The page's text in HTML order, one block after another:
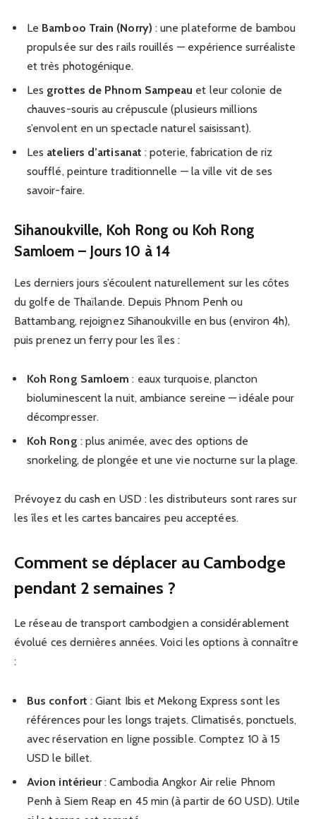
Le Bamboo Train (Norry) : une plateforme de bambou
propulsée sur des rails rouillés — expérience surréaliste
et très photogénique.
Les grottes de Phnom Sampeau et leur colonie de
chauves-souris au crépuscule (plusieurs millions
s’envolent en un spectacle naturel saisissant).
Les ateliers d’artisanat : poterie, fabrication de riz
soufflé, peinture traditionnelle — la ville vit de ses
savoir-faire.
Sihanoukville, Koh Rong ou Koh Rong
Samloem – Jours 10 à 14
Les derniers jours s’écoulent naturellement sur les côtes
du golfe de Thaïlande. Depuis Phnom Penh ou
Battambang, rejoignez Sihanoukville en bus (environ 4h),
puis prenez un ferry pour les îles :
Koh Rong Samloem : eaux turquoise, plancton
bioluminescent la nuit, ambiance sereine — idéale pour
décompresser.
Koh Rong : plus animée, avec des options de
snorkeling, de plongée et une vie nocturne sur la plage.
Prévoyez du cash en USD : les distributeurs sont rares sur
les îles et les cartes bancaires peu acceptées.
Comment se déplacer au Cambodge
pendant 2 semaines ?
Le réseau de transport cambodgien a considérablement
évolué ces dernières années. Voici les options à connaître
:
Bus confort : Giant Ibis et Mekong Express sont les
références pour les longs trajets. Climatisés, ponctuels,
avec réservation en ligne possible. Comptez 10 à 15
USD le billet.
Avion intérieur: Cambodia Angkor Air relie Phnom
Penh à Siem Reap en 45 min (à partir de 60 USD). Utile